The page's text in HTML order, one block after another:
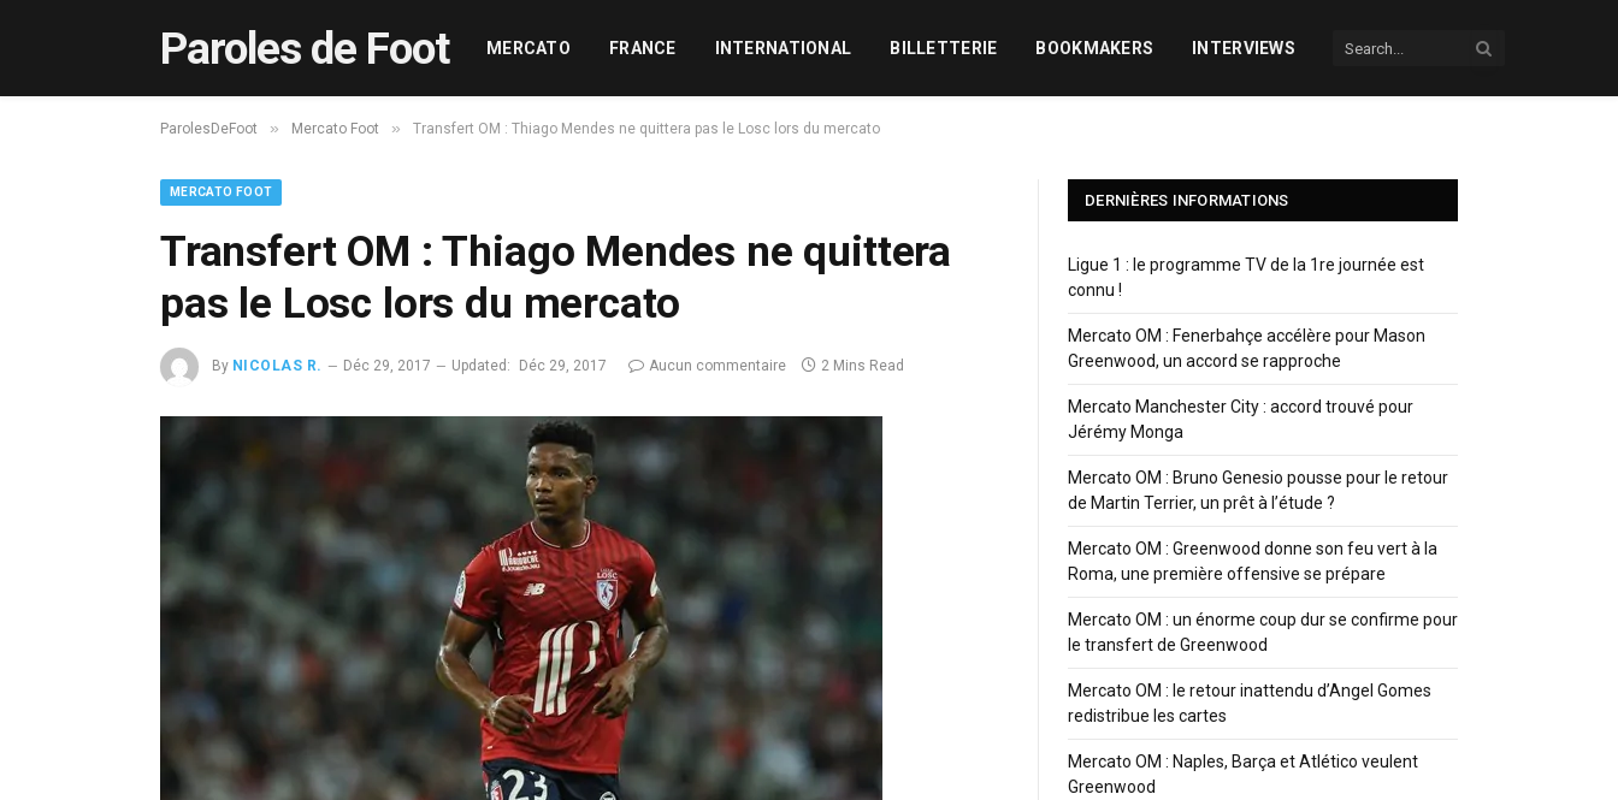
Paroles de Foot MERCATO FRANCE INTERNATIONAL BILLETTERIE BOOKMAKERS INTERVIEWS
ParolesDeFoot » Mercato Foot » Transfert OM : Thiago Mendes ne quittera pas le Losc lors du mercato
MERCATO FOOT
Transfert OM : Thiago Mendes ne quittera
pas le Losc lors du mercato
By NICOLAS R. Déc 29, 2017 Updated: Déc 29, 2017 Aucun commentaire 2 Mins Read
DERNIÈRES INFORMATIONS
Ligue 1 : le programme TV de la 1re journée est
connu !
Mercato OM : Fenerbahçe accélère pour Mason
Greenwood, un accord se rapproche
Mercato Manchester City : accord trouvé pour
Jérémy Monga
Mercato OM : Bruno Genesio pousse pour le retour
de Martin Terrier, un prêt à l’étude ?
Mercato OM : Greenwood donne son feu vert à la
Roma, une première offensive se prépare
Mercato OM : un énorme coup dur se confirme pour
le transfert de Greenwood
Mercato OM : le retour inattendu d’Angel Gomes
redistribue les cartes
Mercato OM : Naples, Barça et Atlético veulent
Greenwood